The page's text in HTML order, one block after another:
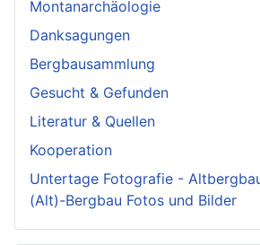
Montanarchäologie
Danksagungen
Bergbausammlung
Gesucht & Gefunden
Literatur & Quellen
Kooperation
Untertage Fotografie -
(Alt)-Bergbau Fotos und Bilder